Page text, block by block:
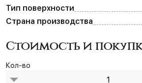
Тип поверхности
Страна производства
Стоимость и
Кол-во